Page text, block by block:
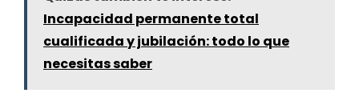
Incapacidad permanente total
cualificada y jubilación: todo lo que
necesitas saber